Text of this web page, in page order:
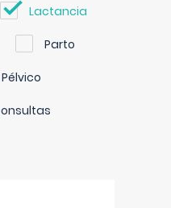
Lactancia
Parto